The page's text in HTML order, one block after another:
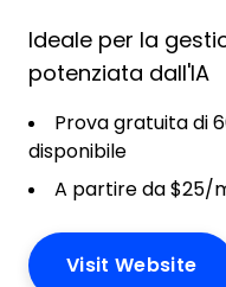
Ideale per la
potenziata dall'IA
Prova gratuita di
disponibile
A partire da $25/
Visit Website